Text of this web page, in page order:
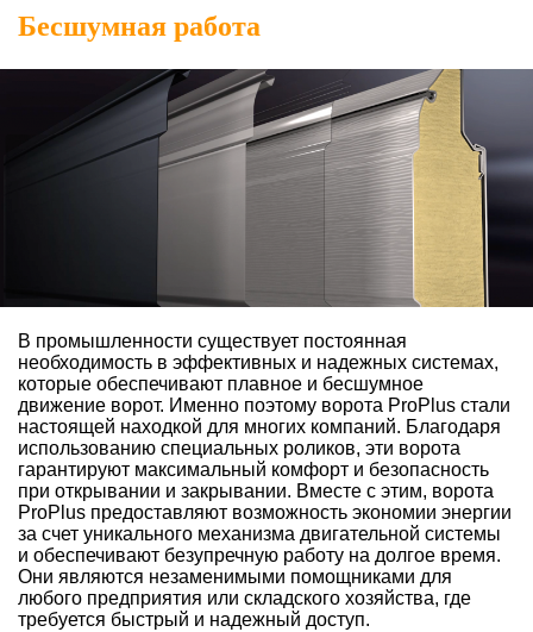
Бесшумная работа
В промышленности существует постоянная
необходимость в эффективных и надежных системах,
которые обеспечивают плавное и бесшумное
движение ворот. Именно поэтому ворота ProPlus стали
настоящей находкой для многих компаний. Благодаря
использованию специальных роликов, эти ворота
гарантируют максимальный комфорт и безопасность
при открывании и закрывании. Вместе с этим, ворота
ProPlus предоставляют возможность экономии энергии
за счет уникального механизма двигательной системы
и обеспечивают безупречную работу на долгое время.
Они являются незаменимыми помощниками для
любого предприятия или складского хозяйства, где
требуется быстрый и надежный доступ.